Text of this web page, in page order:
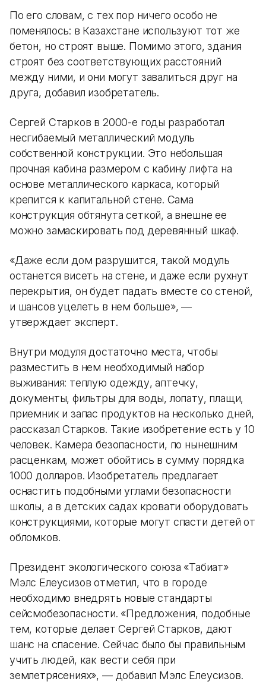
По его словам, с тех пор ничего особо не
поменялось: в Казахстане используют тот же
бетон, но строят выше. Помимо этого, здания
строят без соответствующих расстояний
между ними, и они могут завалиться друг на
друга, добавил изобретатель.
Сергей Старков в 2000-е годы разработал
несгибаемый металлический модуль
собственной конструкции. Это небольшая
прочная кабина размером с кабину лифта на
основе металлического каркаса, который
крепится к капитальной стене. Сама
конструкция обтянута сеткой, а внешне ее
можно замаскировать под деревянный шкаф.
«Даже если дом разрушится, такой модуль
останется висеть на стене, и даже если рухнут
перекрытия, он будет падать вместе со стеной,
и шансов уцелеть в нем больше», —
утверждает эксперт.
Внутри модуля достаточно места, чтобы
разместить в нем необходимый набор
выживания: теплую одежду, аптечку,
документы, фильтры для воды, лопату, плащи,
приемник и запас продуктов на несколько дней,
рассказал Старков. Такие изобретение есть у 10
человек. Камера безопасности, по нынешним
расценкам, может обойтись в сумму порядка
1000 долларов. Изобретатель предлагает
оснастить подобными углами безопасности
школы, а в детских садах кровати оборудовать
конструкциями, которые могут спасти детей от
обломков.
Президент экологического союза «Табиғат»
Мэлс Елеусизов отметил, что в городе
необходимо внедрять новые стандарты
сейсмобезопасности. «Предложения, подобные
тем, которые делает Сергей Старков, дают
шанс на спасение. Сейчас было бы правильным
учить людей, как вести себя при
землетрясениях», — добавил Мэлс Елеусизов.